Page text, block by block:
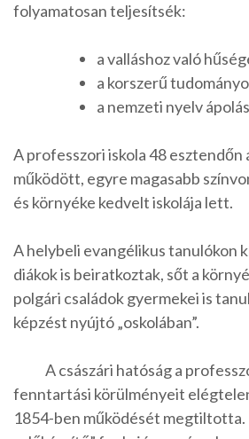
folyamatosan teljesítsék:
a valláshoz való
a korszerű
a nemzeti nyelv
A professzori iskola 48
működött, egyre magasabb
és környéke kedvelt iskolája lett.
A helybeli evangélikus tanulókon
diákok is beiratkoztak, sőt a
polgári családok gyermekei is
képzést nyújtó „oskolában”.
A császári hatóság a
fenntartási körülményeit
1854-ben működését megtiltotta.